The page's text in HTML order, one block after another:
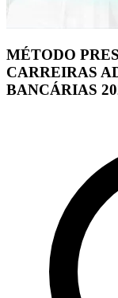
MÉTODO
CARREIRAS
BANCÁRIAS